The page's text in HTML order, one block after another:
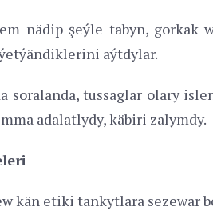
nädip şeýle tabyn,
aýtdylar.
soralanda, tussaglar olary
adalatlydy, käbiri zalymdy.
kän etiki tankytlara sezewar